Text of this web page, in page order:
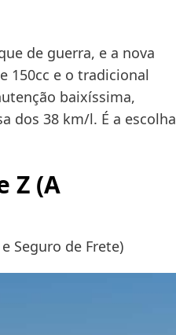
de guerra, e a nova
150cc e o tradicional
baixíssima,
dos 38 km/l. É a escolha
Z (A
e Seguro de Frete)